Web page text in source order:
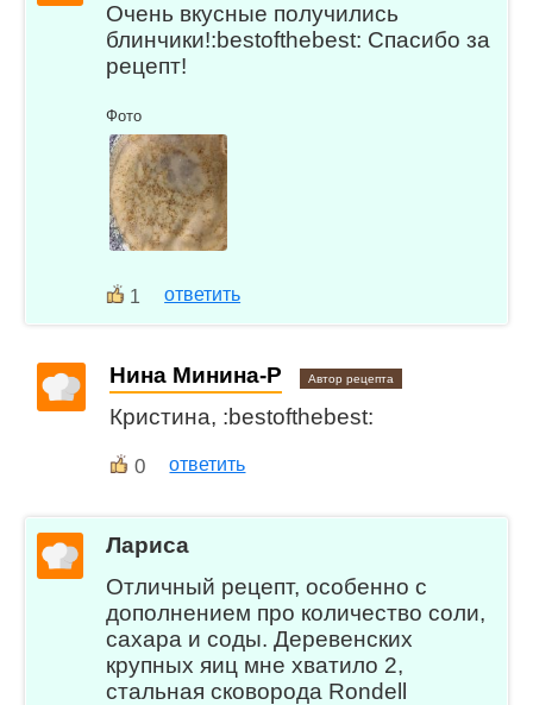
Очень вкусные получились
блинчики!:bestofthebest: Спасибо за
рецепт!
Фото
1 ответить
Нина Минина-Р Автор рецепта
Кристина, :bestofthebest:
0 ответить
Лариса
Отличный рецепт, особенно с
дополнением про количество соли,
сахара и соды. Деревенских
крупных яиц мне хватило 2,
стальная сковорода Rondell